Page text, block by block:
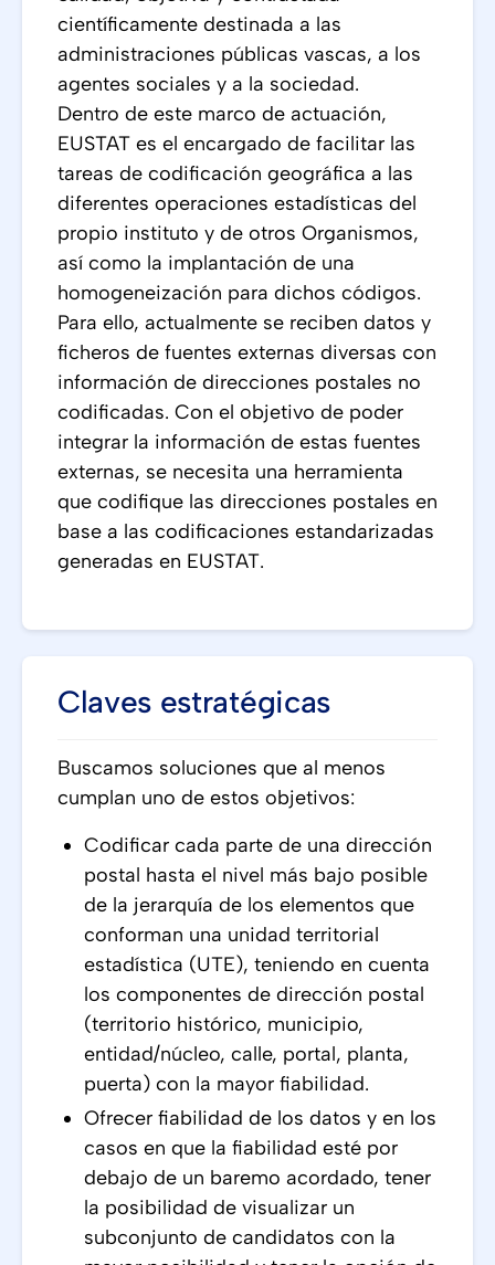
científicamente destinada a las
administraciones públicas vascas, a los
agentes sociales y a la sociedad.
Dentro de este marco de actuación,
EUSTAT es el encargado de facilitar las
tareas de codificación geográfica a las
diferentes operaciones estadísticas del
propio instituto y de otros Organismos,
así como la implantación de una
homogeneización para dichos códigos.
Para ello, actualmente se reciben datos y
ficheros de fuentes externas diversas con
información de direcciones postales no
codificadas. Con el objetivo de poder
integrar la información de estas fuentes
externas, se necesita una herramienta
que codifique las direcciones postales en
base a las codificaciones estandarizadas
generadas en EUSTAT.
Claves estratégicas
Buscamos soluciones que al menos
cumplan uno de estos objetivos:
Codificar cada parte de una dirección
postal hasta el nivel más bajo posible
de la jerarquía de los elementos que
conforman una unidad territorial
estadística (UTE), teniendo en cuenta
los componentes de dirección postal
(territorio histórico, municipio,
entidad/núcleo, calle, portal, planta,
puerta) con la mayor fiabilidad.
Ofrecer fiabilidad de los datos y en los
casos en que la fiabilidad esté por
debajo de un baremo acordado, tener
la posibilidad de visualizar un
subconjunto de candidatos con la